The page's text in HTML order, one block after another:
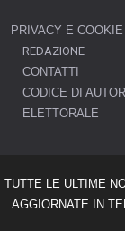
PRIVACY E COOKIE
REDAZIONE
CONTATTI
CODICE DI
ELETTORALE
TUTTE LE ULTIME
AGGIORNATE IN